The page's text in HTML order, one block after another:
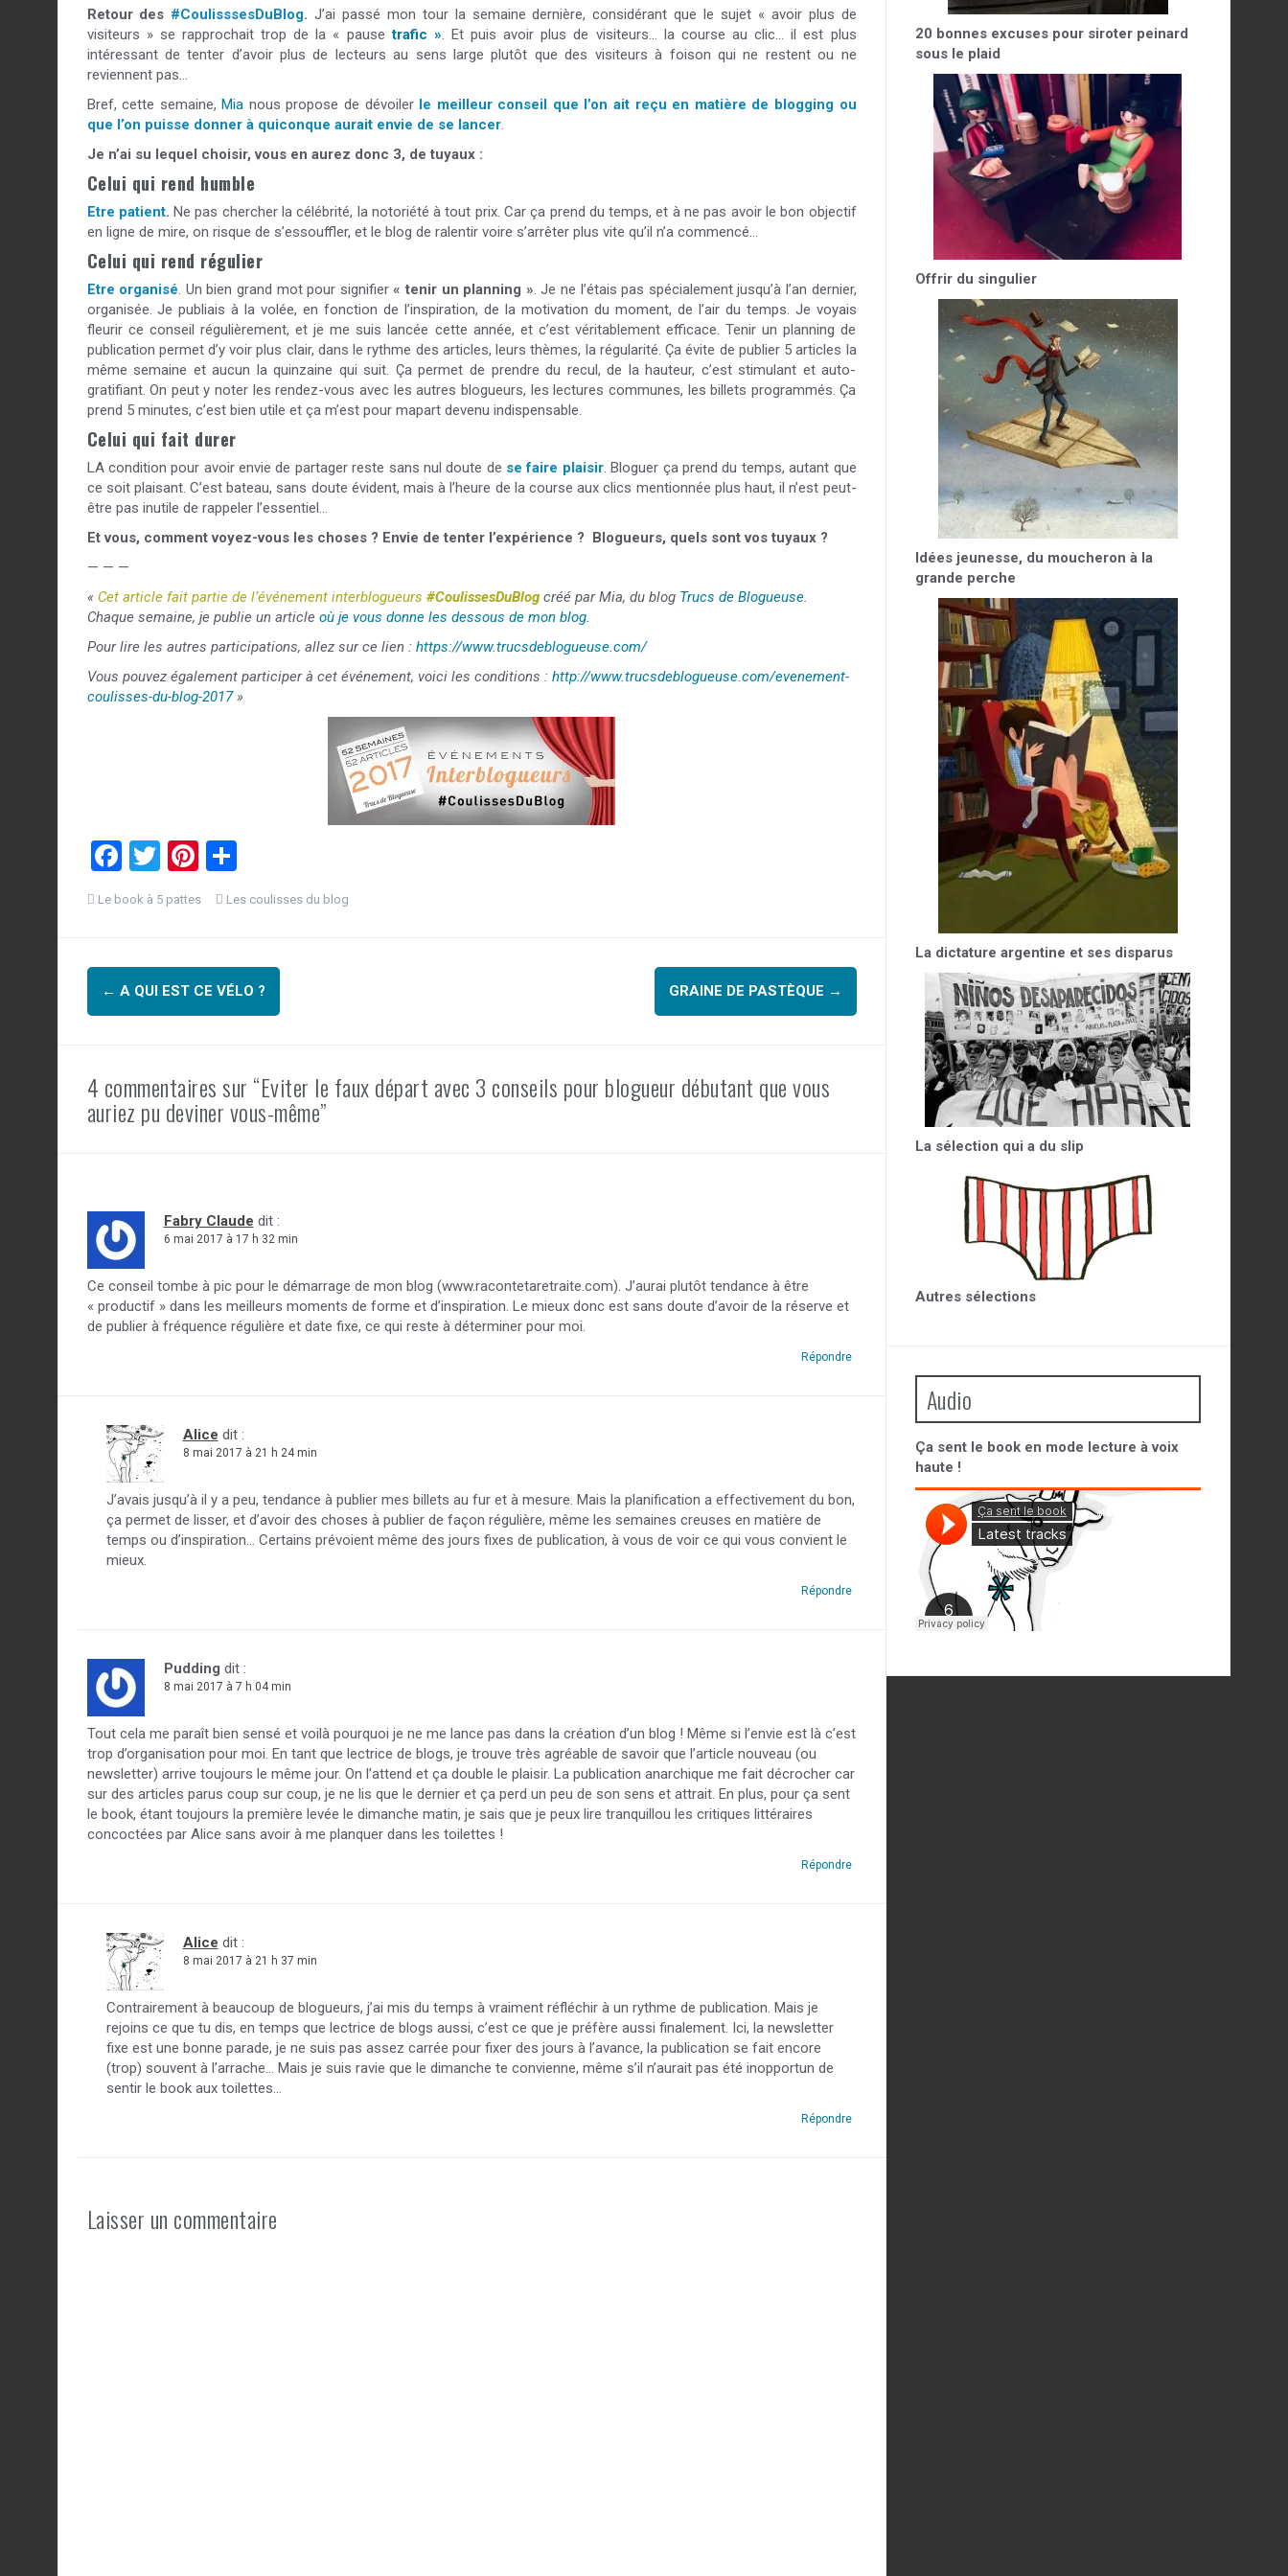
Retour des #CoulisssesDuBlog. J’ai passé mon tour la semaine dernière, considérant que le sujet « avoir plus de
visiteurs » se rapprochait trop de la « pausetrafic ». Et puis avoir plus de visiteurs… la course au clic… il est plus
intéressant de tenter d’avoir plus de lecteurs au sens large plutôt que des visiteurs à foison qui ne restent ou ne
reviennent pas…
Bref, cette semaine,Mia nous propose de dévoiler le meilleur conseil que l’on ait reçu en matière de blogging ou
que l’on puisse donner à quiconque aurait envie de se lancer.
Je n’ai su lequel choisir, vous en aurez donc 3, de tuyaux :
Celui qui rend humble
Etre patient. Ne pas chercher la célébrité, la notoriété à tout prix. Car ça prend du temps, et à ne pas avoir le bon objectif
en ligne de mire, on risque de s’essouffler, et le blog de ralentir voire s’arrêter plus vite qu’il n’a commencé…
Celui qui rend régulier
Etre organisé. Un bien grand mot pour signifier« tenir un planning ». Je ne l’étais pas spécialement jusqu’à l’an dernier,
organisée. Je publiais à la volée, en fonction de l’inspiration, de la motivation du moment, de l’air du temps. Je voyais
fleurir ce conseil régulièrement, et je me suis lancée cette année, et c’est véritablement efficace. Tenir un planning de
publication permet d’y voir plus clair, dans le rythme des articles, leurs thèmes, la régularité. Ça évite de publier 5 articles la
même semaine et aucun la quinzaine qui suit. Ça permet de prendre du recul, de la hauteur, c’est stimulant et auto-
gratifiant. On peut y noter les rendez-vous avec les autres blogueurs, les lectures communes, les billets programmés. Ça
prend 5 minutes, c’est bien utile et ça m’est pour mapart devenu indispensable.
Celui qui fait durer
LA condition pour avoir envie de partager reste sans nul doute de se faire plaisir. Bloguer ça prend du temps, autant que
ce soit plaisant. C’est bateau, sans doute évident, mais à l’heure de la course aux clics mentionnée plus haut, il n’est peut-
être pas inutile de rappeler l’essentiel…
Et vous, comment voyez-vous les choses ? Envie de tenter l’expérience ? Blogueurs, quels sont vos tuyaux ?
— — —
« Cet article fait partie de l’événement interblogueurs #CoulissesDuBlogcréé par Mia, du blog Trucs de Blogueuse.
Chaque semaine, je publie un article où je vous donne les dessous de mon blog.
Pour lire les autres participations, allez sur ce lien : https://www.trucsdeblogueuse.com/
Vous pouvez également participer à cet événement, voici les conditions : http://www.trucsdeblogueuse.com/evenement-
coulisses-du-blog-2017»
F
o
o
T
wi
tt
Pi
nt
t
P
er
Le book à 5 pattes Les coulisses du blog
Navigation
d'article
← A QUI EST CE VÉLO ? GRAINE DE PASTÈQUE →
4 commentaires sur “Eviter le faux départ avec 3 conseils pour blogueur débutant que vous
auriez pu deviner vous-même”
Fabry Claude dit :
6 mai 2017 à 17 h 32 min
Ce conseil tombe à pic pour le démarrage de mon blog (www.racontetaretraite.com). J’aurai plutôt tendance à être
« productif » dans les meilleurs moments de forme et d’inspiration. Le mieux donc est sans doute d’avoir de la réserve et
de publier à fréquence régulière et date fixe, ce qui reste à déterminer pour moi.
Répondre
Alice dit :
8 mai 2017 à 21 h 24 min
J’avais jusqu’à il y a peu, tendance à publier mes billets au fur et à mesure. Mais la planification a effectivement du bon,
ça permet de lisser, et d’avoir des choses à publier de façon régulière, même les semaines creuses en matière de
temps ou d’inspiration… Certains prévoient même des jours fixes de publication, à vous de voir ce qui vous convient le
mieux.
Répondre
Pudding dit :
8 mai 2017 à 7 h 04 min
Tout cela me paraît bien sensé et voilà pourquoi je ne me lance pas dans la création d’un blog ! Même si l’envie est là c’est
trop d’organisation pour moi. En tant que lectrice de blogs, je trouve très agréable de savoir que l’article nouveau (ou
newsletter) arrive toujours le même jour. On l’attend et ça double le plaisir. La publication anarchique me fait décrocher car
sur des articles parus coup sur coup, je ne lis que le dernier et ça perd un peu de son sens et attrait. En plus, pour ça sent
le book, étant toujours la première levée le dimanche matin, je sais que je peux lire tranquillou les critiques littéraires
concoctées par Alice sans avoir à me planquer dans les toilettes !
Répondre
Alice dit :
8 mai 2017 à 21 h 37 min
Contrairement à beaucoup de blogueurs, j’ai mis du temps à vraiment réfléchir à un rythme de publication. Mais je
rejoins ce que tu dis, en temps que lectrice de blogs aussi, c’est ce que je préfère aussi finalement. Ici, la newsletter
fixe est une bonne parade, je ne suis pas assez carrée pour fixer des jours à l’avance, la publication se fait encore
(trop) souvent à l’arrache… Mais je suis ravie que le dimanche te convienne, même s’il n’aurait pas été inopportun de
sentir le book aux toilettes…
Répondre
Laisser un commentaire
20 bonnes excuses pour siroter peinard
sous le plaid
Offrir du singulier
Idées jeunesse, du moucheron à la
grande perche
La dictature argentine et ses disparus
La sélection qui a du slip
Autres sélections
Audio
Ça sent le book en mode lecture à voix
haute !